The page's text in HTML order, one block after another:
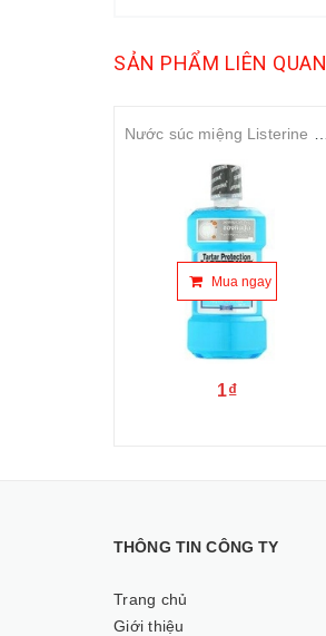
SẢN PHẨM LIÊN QUAN
Mua ngay
1₫
THÔNG TIN CÔNG TY
Trang chủ
Giới thiệu